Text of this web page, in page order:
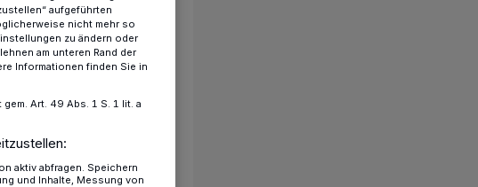
aufgeführten
nicht mehr so
zu ändern oder
am unteren Rand der
Informationen finden Sie in
Art. 49 Abs. 1 S. 1 lit. a
aktiv abfragen. Speichern
und Inhalte, Messung von